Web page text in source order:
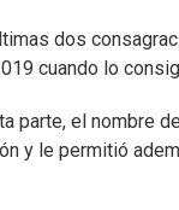
dos
cuando lo
parte, el nombre
y le permitió